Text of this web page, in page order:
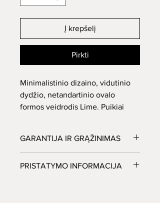
Į krepšelį
Pirkti
Minimalistinio dizaino, vidutinio
dydžio, netandartinio ovalo
formos veidrodis Lime. Puikiai
GARANTIJA IR GRĄŽINIMAS
būtina informuoti pardavėją per 24val.
PRISTATYMO INFORMACIJA